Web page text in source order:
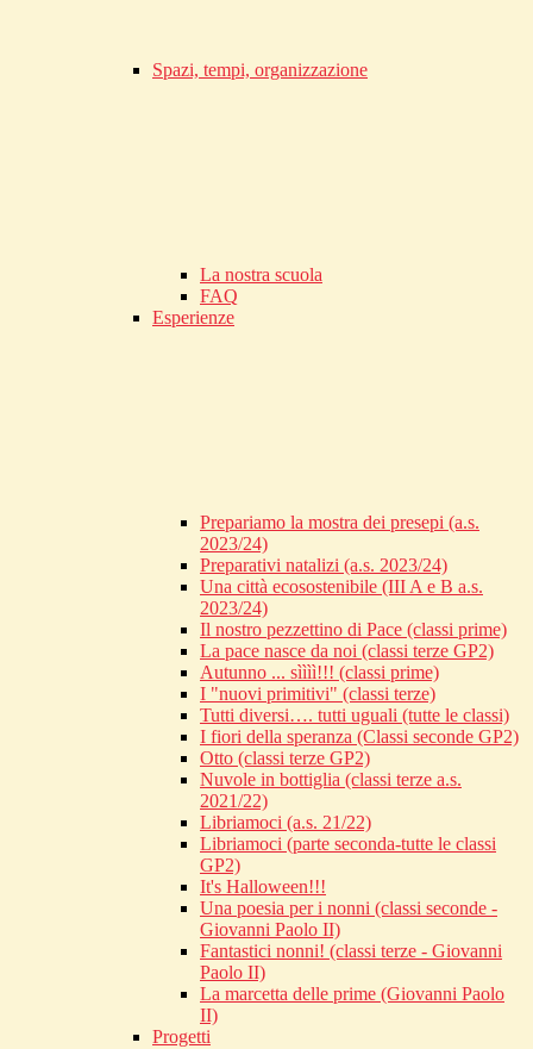
Spazi, tempi, organizzazione
La nostra scuola
FAQ
Esperienze
Prepariamo la mostra dei presepi (a.s.
2023/24)
Preparativi natalizi (a.s. 2023/24)
Una città ecosostenibile (III A e B a.s.
2023/24)
Il nostro pezzettino di Pace (classi prime)
La pace nasce da noi (classi terze GP2)
Autunno ... sìììì!!! (classi prime)
I "nuovi primitivi" (classi terze)
Tutti diversi…. tutti uguali (tutte le classi)
I fiori della speranza (Classi seconde GP2)
Otto (classi terze GP2)
Nuvole in bottiglia (classi terze a.s.
2021/22)
Libriamoci (a.s. 21/22)
Libriamoci (parte seconda-tutte le classi
GP2)
It's Halloween!!!
Una poesia per i nonni (classi seconde -
Giovanni Paolo II)
Fantastici nonni! (classi terze - Giovanni
Paolo II)
La marcetta delle prime (Giovanni Paolo
II)
Progetti